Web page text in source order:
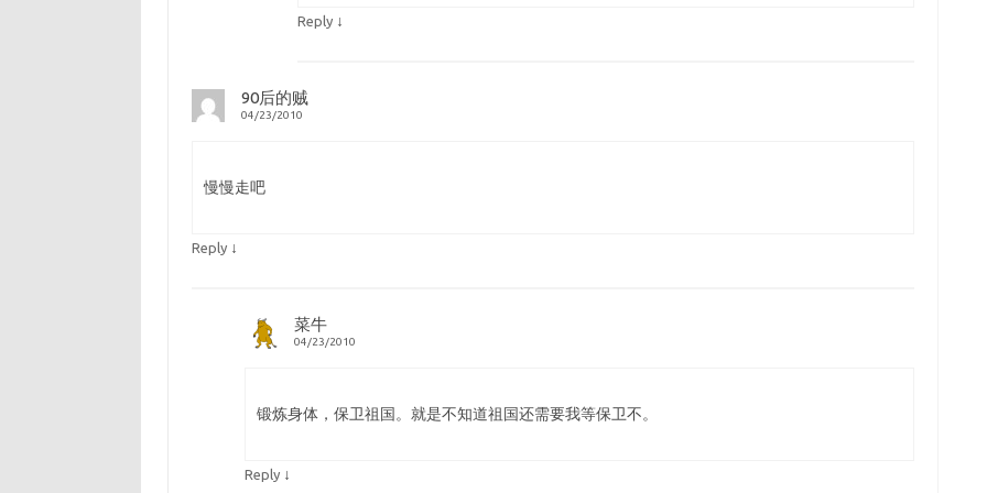
Reply ↓
90后的贼
04/23/2010
慢慢走吧
Reply ↓
菜牛
04/23/2010
锻炼身体，保卫祖国。就是不知道祖国还需要我等保卫不。
Reply ↓